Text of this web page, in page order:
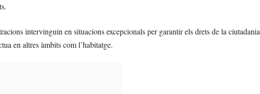
intervinguin en situacions excepcionals per garantir els drets de la ciutadania
en altres àmbits com l’habitatge.